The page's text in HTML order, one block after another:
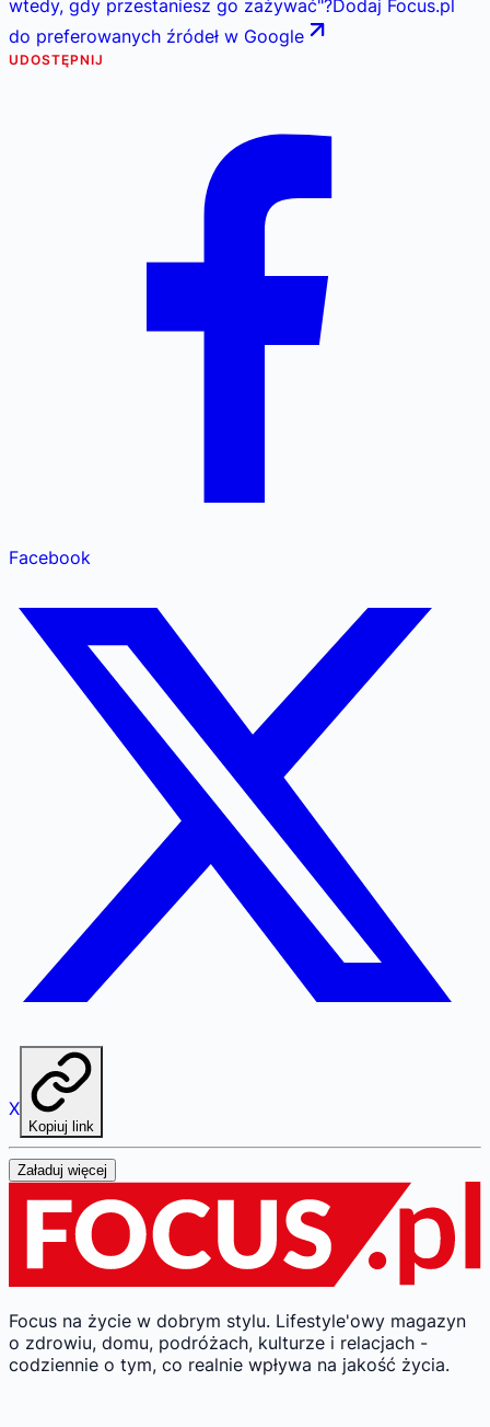
wtedy, gdy przestaniesz go zażywać"?Dodaj Focus.pl
do preferowanych źródeł w Google
UDOSTĘPNIJ
Facebook
X
Kopiuj link
Załaduj więcej
Focus na życie w dobrym stylu. Lifestyle'owy magazyn
o zdrowiu, domu, podróżach, kulturze i relacjach -
codziennie o tym, co realnie wpływa na jakość życia.